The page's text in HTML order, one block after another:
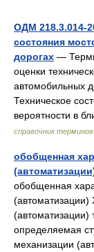
ОДМ 218.3.014-
состояния
дорогах —
оценки
автомобильных
Техническое
вероятности в
справочник
обобщенная
обобщенная
(автоматизации)
(автоматизации)
определяемая
механизации